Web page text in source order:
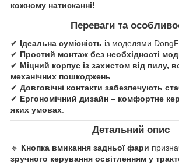
кожному натисканні!
Переваги та
✔ Ідеальна сумісність із моделями
✔ Простий монтаж без необхідності
✔ Міцний корпус із захистом від пилу,
механічних пошкоджень.
✔ Довговічні контакти забезпечують
✔ Ергономічний дизайн – комфортне
яких умовах.
Детальний опис
🔹 Кнопка вмикання задньої фари
зручного керування освітленням у